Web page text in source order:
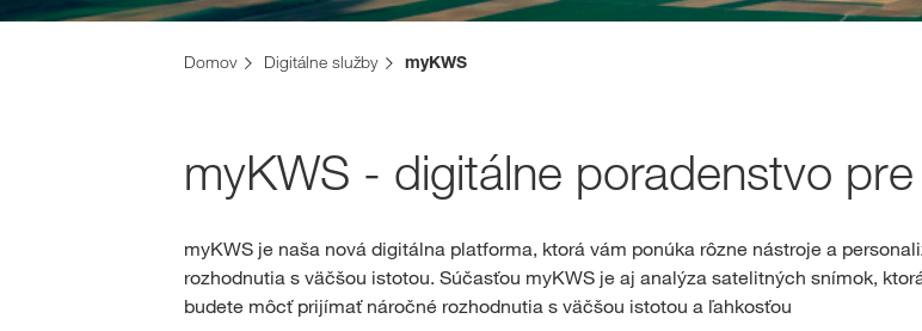
Domov Digitálne služby myKWS
myKWS - digitálne poradenstvo
myKWS je naša nová digitálna platforma, ktorá vám ponúka rôzne nástroje a
rozhodnutia s väčšou istotou. Súčasťou myKWS je aj analýza satelitných snímok,
budete môcť prijímať náročné rozhodnutia s väčšou istotou a ľahkosťou